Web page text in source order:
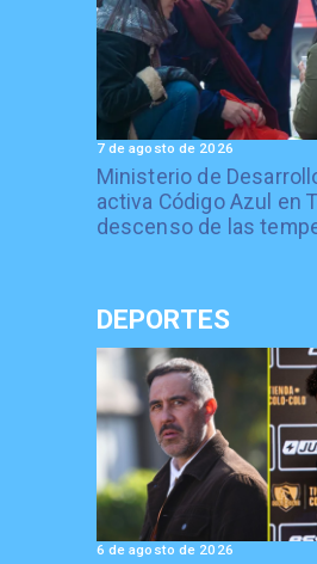
Ministerio de
activa Código Azul en
descenso de las
7 de agosto de 2026
DEPORTES
6 de agosto de 2026